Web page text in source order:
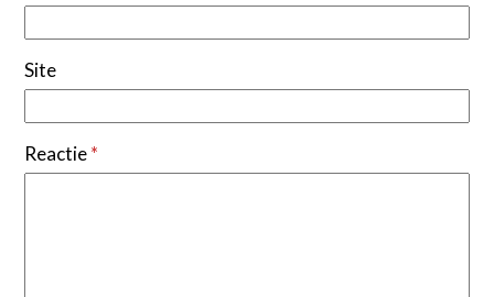
Site
Reactie*